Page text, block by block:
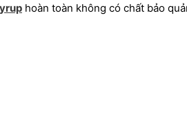
hoàn toàn không có chất bảo